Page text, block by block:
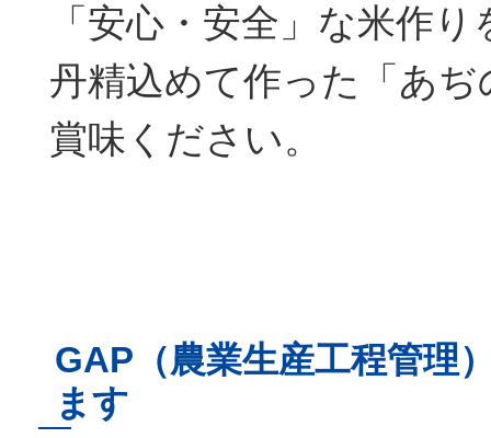
「安心・安全」な米作
丹精込めて作った「あ
賞味ください。
GAP（農業生産工程管理
ます